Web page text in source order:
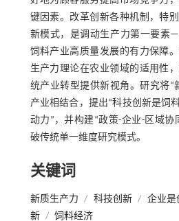
键因素。改革创新各种机制，特
新模式，是调动生产力第一要素
饲料产业高质量发展的有力保障
生产力理论在农业领域的适用性
统产业转型提供新视角。研究将“
产业相结合，提出“科技创新是饲
动力”，并构建“政策-企业-区域协
破传统单一维度研究模式。
关键词
新质生产力 / 科技创新 / 企业是
新 / 饲料经济